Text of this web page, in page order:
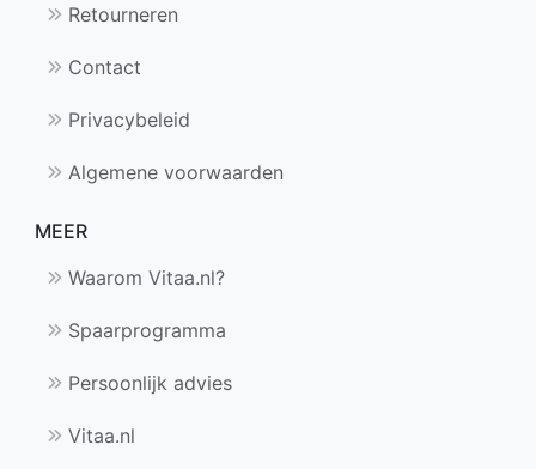
Retourneren
Contact
Privacybeleid
Algemene voorwaarden
MEER
Waarom Vitaa.nl?
Spaarprogramma
Persoonlijk advies
Vitaa.nl